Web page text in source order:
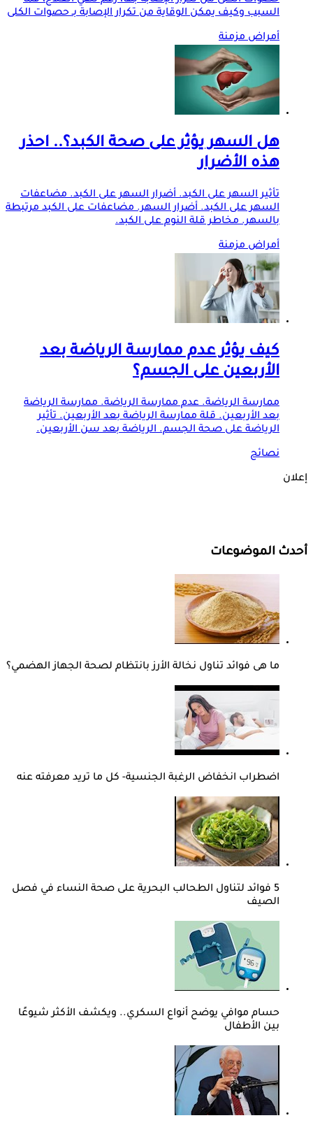
السبب وكيف يمكن الوقاية من تكرار الإصابة بـ حصوات الكلى
أمراض مزمنة
هل السهر يؤثر على صحة الكبد؟.. احذر
هذه الأضرار
تأثير السهر على الكبد. أضرار السهر على الكبد. مضاعفات
السهر على الكبد. أضرار السهر. مضاعفات على الكبد مرتبطة
بالسهر. مخاطر قلة النوم على الكبد.
أمراض مزمنة
كيف يؤثر عدم ممارسة الرياضة بعد
الأربعين على الجسم؟
ممارسة الرياضة. عدم ممارسة الرياضة. ممارسة الرياضة
بعد الأربعين. قلة ممارسة الرياضة بعد الأربعين. تأثير
الرياضة على صحة الجسم. الرياضة بعد سن الأربعين.
نصائح
إعلان
أحدث الموضوعات
ما هى فوائد تناول نخالة الأرز بانتظام لصحة الجهاز الهضمي؟
اضطراب انخفاض الرغبة الجنسية- كل ما تريد معرفته عنه
5 فوائد لتناول الطحالب البحرية على صحة النساء في فصل
الصيف
حسام موافي يوضح أنواع السكري.. ويكشف الأكثر شيوعًا
بين الأطفال